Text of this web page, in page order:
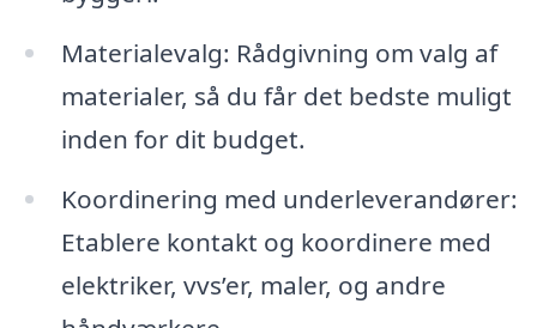
Materialevalg: Rådgivning om valg af
materialer, så du får det bedste muligt
inden for dit budget.
Koordinering med underleverandører:
Etablere kontakt og koordinere med
elektriker, vvs’er, maler, og andre